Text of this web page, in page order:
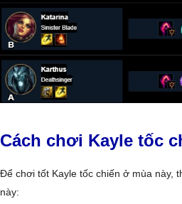
Cách chơi Kayle tốc
Để chơi tốt Kayle tốc chiến ở mùa này,
này: